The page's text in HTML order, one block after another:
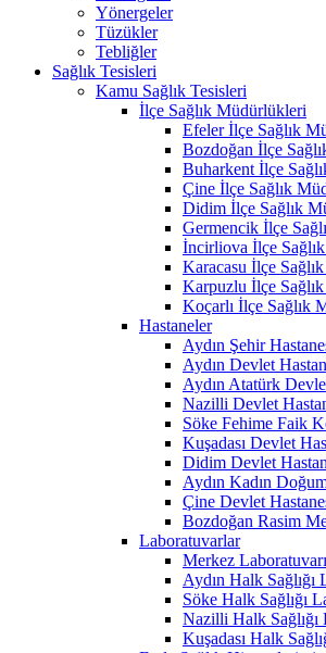
Yönergeler
Tüzükler
Tebliğler
Sağlık Tesisleri
Kamu Sağlık Tesisleri
İlçe Sağlık Müdürlükleri
Efeler İlçe Sağlık
Bozdoğan İlçe
Buharkent İlçe
Çine İlçe Sağlık
Didim İlçe Sağlık
Germencik İlçe
İncirliova İlçe
Karacasu İlçe
Karpuzlu İlçe
Koçarlı İlçe Sağlık
Hastaneler
Aydın Şehir
Aydın Devlet
Aydın Atatürk
Nazilli Devlet
Söke Fehime Faik
Kuşadası Devlet
Didim Devlet
Aydın Kadın
Çine Devlet
Bozdoğan Rasim
Laboratuvarlar
Merkez Laboratuvarı
Aydın Halk Sağlığı
Söke Halk Sağlığı
Nazilli Halk Sağlığı
Kuşadası Halk